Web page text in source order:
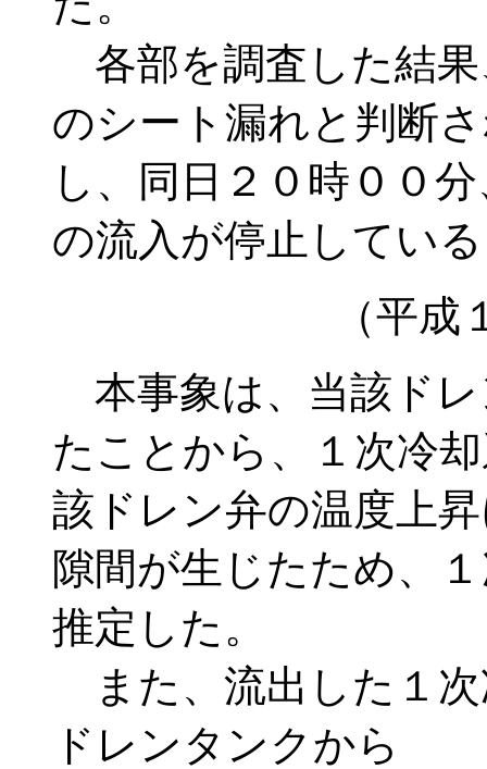
各部を調査した結果
のシート漏れと判断
し、同日２０時００
の流入が停止してい
（平
本事象は、当該ド
たことから、１次冷
該ドレン弁の温度上
隙間が生じたため、
推定した。
また、流出した１次
ドレンタンクから